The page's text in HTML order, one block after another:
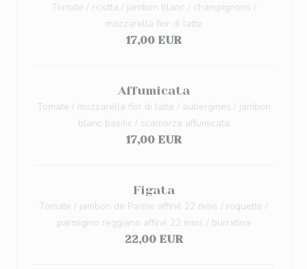
Tomate / ricotta / jambon blanc / champignons /
mozzarella fior di latte
17,00 EUR
Affumicata
Tomate / mozzarella fior di latte / aubergines / jambon
blanc basilic / scamorza affumicata
17,00 EUR
Figata
Tomate / jambon de Parme affiné 22 mois / roquette /
parmigino reggiano affiné 22 mois / burratina
22,00 EUR